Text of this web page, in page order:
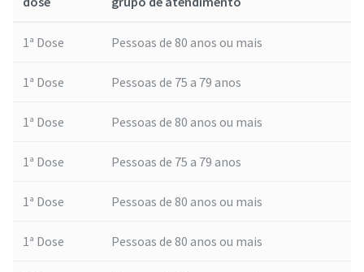
1ª Dose Pessoas de 80 anos ou mais
1ª Dose Pessoas de 75 a 79 anos
1ª Dose Pessoas de 80 anos ou mais
1ª Dose Pessoas de 75 a 79 anos
1ª Dose Pessoas de 80 anos ou mais
1ª Dose Pessoas de 80 anos ou mais